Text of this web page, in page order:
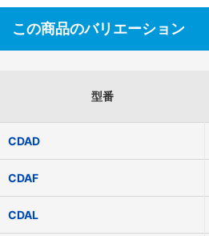
この商品のバリエーション
型番
CDAD
CDAF
CDAL